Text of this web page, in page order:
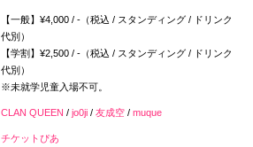
【一般】¥4,000 / -（税込 / スタンディング / ドリンク
代別）
【学割】¥2,500 / -（税込 / スタンディング / ドリンク
代別）
※未就学児童入場不可。
CLAN QUEEN /jo0ji/ 友成空/ muque
チケットぴあ